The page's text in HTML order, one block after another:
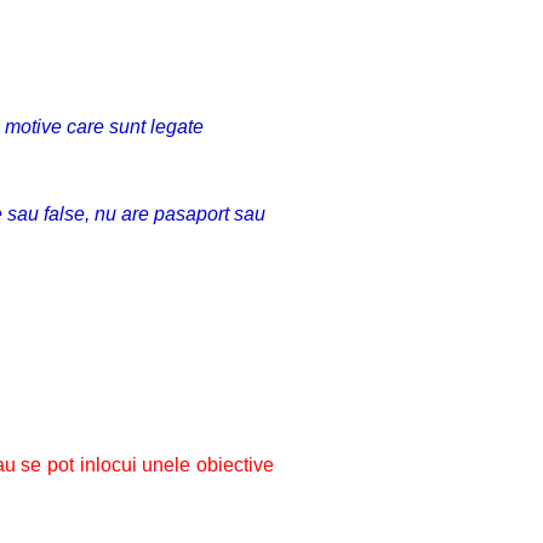
care sunt legate
false, nu are pasaport sau
se pot inlocui unele obiective